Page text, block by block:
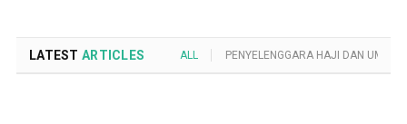
LATEST ARTICLES ALL PENYELENGGARA HAJI DAN UMROH